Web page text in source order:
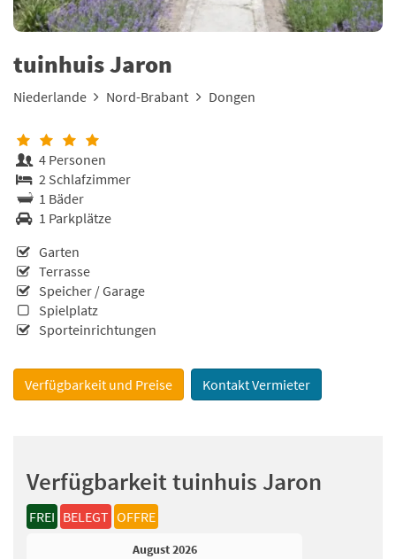
tuinhuis Jaron
Niederlande Nord-Brabant Dongen
4 Personen
2 Schlafzimmer
1 Bäder
1 Parkplätze
Garten
Terrasse
Speicher / Garage
Spielplatz
Sporteinrichtungen
Verfügbarkeit und Preise Kontakt Vermieter
Verfügbarkeit tuinhuis Jaron
FREI BELEGT OFFRE
August 2026